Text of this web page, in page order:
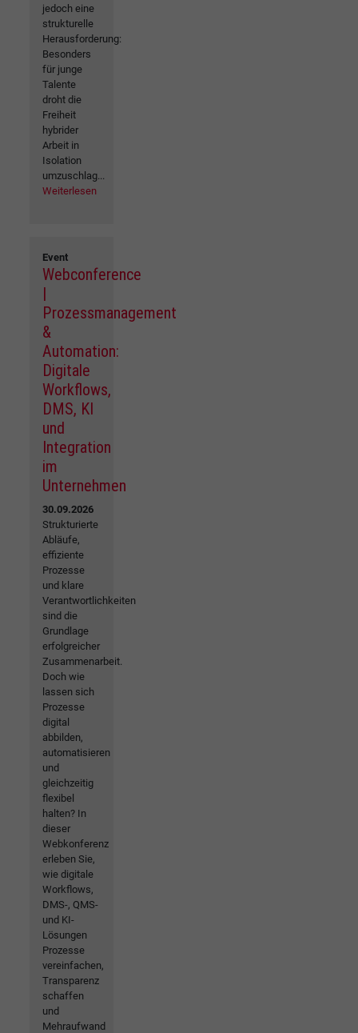
jedoch eine
strukturelle
Herausforderung:
Besonders
für junge
Talente
droht die
Freiheit
hybrider
Arbeit in
Isolation
umzuschlag...
Weiterlesen
Event
Webconference
|
Prozessmanagement
&
Automation:
Digitale
Workflows,
DMS, KI
und
Integration
im
Unternehmen
30.09.2026
Strukturierte
Abläufe,
effiziente
Prozesse
und klare
Verantwortlichkeiten
sind die
Grundlage
erfolgreicher
Zusammenarbeit.
Doch wie
lassen sich
Prozesse
digital
abbilden,
automatisieren
und
gleichzeitig
flexibel
halten? In
dieser
Webkonferenz
erleben Sie,
wie digitale
Workflows,
DMS-, QMS-
und KI-
Lösungen
Prozesse
vereinfachen,
Transparenz
schaffen
und
Mehraufwand